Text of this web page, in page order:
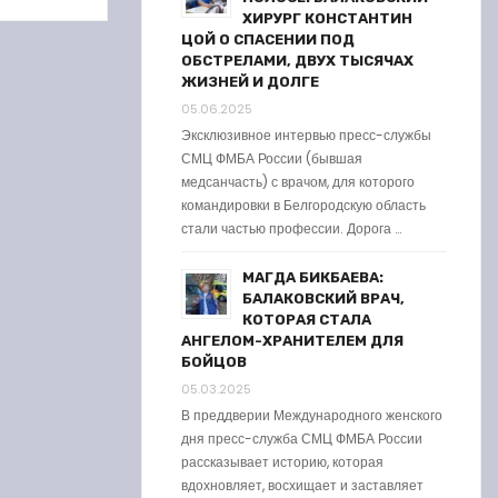
ХИРУРГ КОНСТАНТИН
ЦОЙ О СПАСЕНИИ ПОД
ОБСТРЕЛАМИ, ДВУХ ТЫСЯЧАХ
ЖИЗНЕЙ И ДОЛГЕ
05.06.2025
Эксклюзивное интервью пресс-службы
СМЦ ФМБА России (бывшая
медсанчасть) с врачом, для которого
командировки в Белгородскую область
стали частью профессии. Дорога …
МАГДА БИКБАЕВА:
БАЛАКОВСКИЙ ВРАЧ,
КОТОРАЯ СТАЛА
АНГЕЛОМ-ХРАНИТЕЛЕМ ДЛЯ
БОЙЦОВ
05.03.2025
В преддверии Международного женского
дня пресс-служба СМЦ ФМБА России
рассказывает историю, которая
вдохновляет, восхищает и заставляет